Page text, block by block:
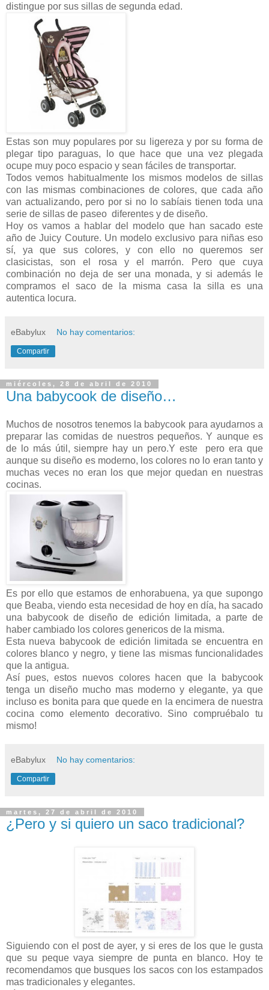
distingue por sus sillas de segunda edad.
Estas son muy populares por su ligereza y por su forma de
plegar tipo paraguas, lo que hace que una vez plegada
ocupe muy poco espacio y sean fáciles de transportar.
Todos vemos habitualmente los mismos modelos de sillas
con las mismas combinaciones de colores, que cada año
van actualizando, pero por si no lo sabíais tienen toda una
serie de sillas de paseo diferentes y de diseño.
Hoy os vamos a hablar del modelo que han sacado este
año de Juicy Couture. Un modelo exclusivo para niñas eso
sí, ya que sus colores, y con ello no queremos ser
clasicistas, son el rosa y el marrón. Pero que cuya
combinación no deja de ser una monada, y si además le
compramos el saco de la misma casa la silla es una
autentica locura.
eBabylux No hay comentarios:
Compartir
miércoles, 28 de abril de 2010
Una babycook de diseño…
Muchos de nosotros tenemos la babycook para ayudarnos a
preparar las comidas de nuestros pequeños. Y aunque es
de lo más útil, siempre hay un pero.Y este pero era que
aunque su diseño es moderno, los colores no lo eran tanto y
muchas veces no eran los que mejor quedan en nuestras
cocinas.
Es por ello que estamos de enhorabuena, ya que supongo
que Beaba, viendo esta necesidad de hoy en día, ha sacado
una babycook de diseño de edición limitada, a parte de
haber cambiado los colores genericos de la misma.
Esta nueva babycook de edición limitada se encuentra en
colores blanco y negro, y tiene las mismas funcionalidades
que la antigua.
Así pues, estos nuevos colores hacen que la babycook
tenga un diseño mucho mas moderno y elegante, ya que
incluso es bonita para que quede en la encimera de nuestra
cocina como elemento decorativo. Sino compruébalo tu
mismo!
eBabylux No hay comentarios:
Compartir
martes, 27 de abril de 2010
¿Pero y si quiero un saco tradicional?
Siguiendo con el post de ayer, y si eres de los que le gusta
que su peque vaya siempre de punta en blanco. Hoy te
recomendamos que busques los sacos con los estampados
mas tradicionales y elegantes.